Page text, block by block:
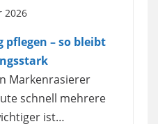
2026
– so bleibt
Markenrasierer
schnell mehrere
ist…